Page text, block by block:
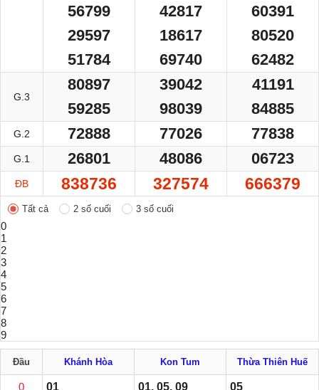
56799
29597
51784
42817
18617
69740
60391
80520
62482
G.3
80897
59285
39042
98039
41191
84885
G.2 72888 77026 77838
G.1 26801 48086 06723
ĐB 838736 327574 666379
Tất cả 2 số cuối 3 số cuối
0
1
2
3
4
5
6
7
8
9
Đầu Khánh Hòa Kon Tum Thừa Thiên Huế
0 01 01, 05, 09 05